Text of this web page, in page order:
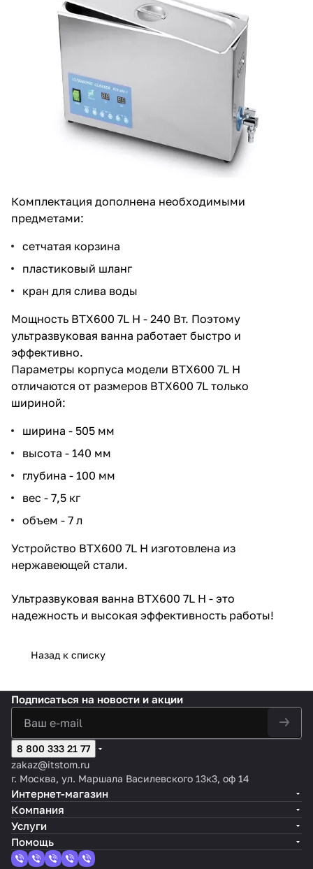
Комплектация дополнена необходимыми
предметами:
сетчатая корзина
пластиковый шланг
кран для слива воды
Мощность BTX600 7L Н - 240 Вт. Поэтому
ультразвуковая ванна работает быстро и
эффективно.
Параметры корпуса модели BTX600 7L H
отличаются от размеров BTX600 7L только
шириной:
ширина - 505 мм
высота - 140 мм
глубина - 100 мм
вес - 7,5 кг
объем - 7 л
Устройство BTX600 7L Н изготовлена из
нержавеющей стали.
Ультразвуковая ванна BTX600 7L Н - это
надежность и высокая эффективность работы!
Назад к списку
Подписаться на новости и акции
8 800 333 21 77
zakaz@itstom.ru
г. Москва, ул. Маршала Василевского 13к3, оф 14
Интернет-магазин
Компания
Услуги
Помощь